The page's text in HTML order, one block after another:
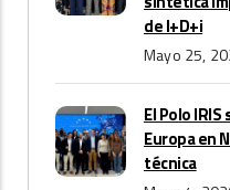
de I+D+i
Mayo 25,
El Polo IRIS
Europa en
técnica